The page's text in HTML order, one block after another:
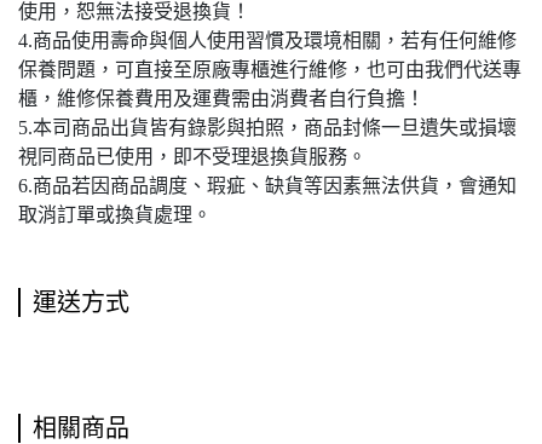
使用，恕無法接受退換貨！
4.商品使用壽命與個人使用習慣及環境相關，若有任何維修
保養問題，可直接至原廠專櫃進行維修，也可由我們代送專
櫃，維修保養費用及運費需由消費者自行負擔！
5.本司商品出貨皆有錄影與拍照，商品封條一旦遺失或損壞
視同商品已使用，即不受理退換貨服務。
6.商品若因商品調度、瑕疵、缺貨等因素無法供貨，會通知
取消訂單或換貨處理。
運送方式
相關商品